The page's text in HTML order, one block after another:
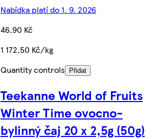
Nabídka platí do 1. 9. 2026
46,90 Kč
1 172,50 Kč/kg
Quantity controls
Přidat
Teekanne World of Fruits
Winter Time ovocno-
bylinný čaj 20 x 2,5g (50g)